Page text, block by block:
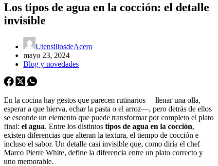
Los tipos de agua en la cocción: el detalle
invisible
UtensiliosdeAcero
mayo 23, 2024
Blog y novedades
En la cocina hay gestos que parecen rutinarios —llenar una olla,
esperar a que hierva, echar la pasta o el arroz—, pero detrás de ellos
se esconde un elemento que puede transformar por completo el plato
final: el agua. Entre los distintos tipos de agua en la cocción,
existen diferencias que alteran la textura, el tiempo de cocción e
incluso el sabor. Un detalle casi invisible que, como diría el chef
Marco Pierre White, define la diferencia entre un plato correcto y
uno memorable.